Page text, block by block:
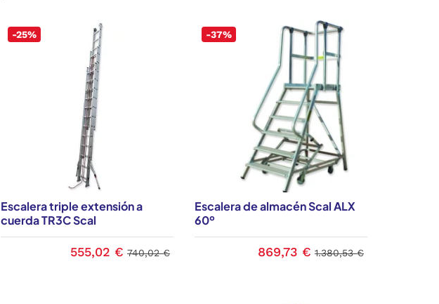
-25%
Escalera triple extensión a
cuerda TR3C Scal
555,02 € 740,02 €
-37%
Escalera de almacén Scal ALX
60º
869,73 € 1.380,53 €